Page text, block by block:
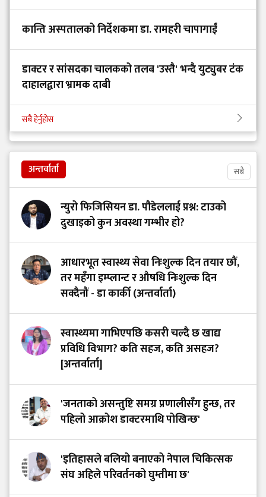
कान्ति अस्पतालको निर्देशकमा डा. रामहरी चापागाईं
डाक्टर र सांसदका चालकको तलब 'उस्तै' भन्दै युट्युबर टंक
दाहालद्वारा भ्रामक दाबी
सबै हेर्नुहोस
अन्तर्वार्ता सबै
न्युरो फिजिसियन डा. पौडेललाई प्रश्न: टाउको
दुखाइको कुन अवस्था गम्भीर हो?
आधारभूत स्वास्थ्य सेवा निःशुल्क दिन तयार छौं,
तर महँगा इम्प्लान्ट र औषधि निःशुल्क दिन
सक्दैनौं - डा कार्की (अन्तर्वार्ता)
स्वास्थ्यमा गाभिएपछि कसरी चल्दै छ खाद्य
प्रविधि विभाग? कति सहज, कति असहज?
[अन्तर्वार्ता]
'जनताको असन्तुष्टि समग्र प्रणालीसँग हुन्छ, तर
पहिलो आक्रोश डाक्टरमाथि पोखिन्छ'
'इतिहासले बलियो बनाएको नेपाल चिकित्सक
संघ अहिले परिवर्तनको घुम्तीमा छ'